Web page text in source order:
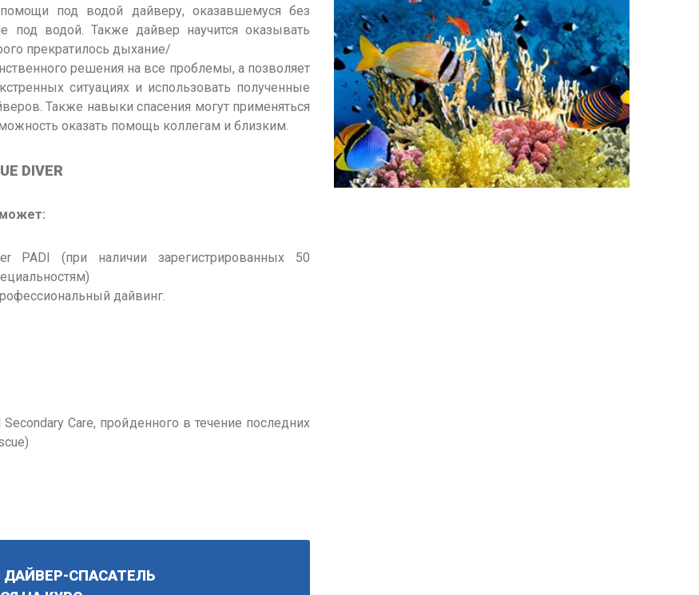
под водой дайверу, оказавшемуся без
под водой. Также дайвер научится оказывать
прекратилось дыхание/
решения на все проблемы, а позволяет
ситуациях и использовать полученные
Также навыки спасения могут применяться
оказать помощь коллегам и близким.
DIVER
PADI (при наличии зарегистрированных 50
дайвинг.
Care, пройденного в течение последних
- ДАЙВЕР-СПАСАТЕЛЬ